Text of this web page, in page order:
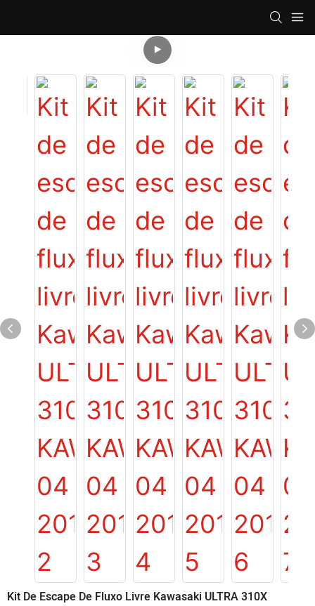
Kit De Escape De Fluxo Livre Kawasaki ULTRA 310X